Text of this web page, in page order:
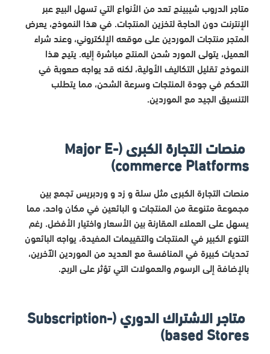
متاجر الدروب شيبينج تعد من الأنواع التي تسهل البيع عبر
الإنترنت دون الحاجة لتخزين المنتجات. في هذا النموذج، يعرض
المتجر منتجات الموردين على موقعه الإلكتروني، وعند شراء
العميل، يتولى المورد شحن المنتج مباشرة إليه. يتيح هذا
النموذج تقليل التكاليف الأولية، لكنه قد يواجه صعوبة في
التحكم في جودة المنتجات وسرعة الشحن، مما يتطلب
التنسيق الجيد مع الموردين.
منصات التجارة الكبرى (Major E-
commerce Platforms)
منصات التجارة الكبرى مثل سلة و زد و وردبريس تجمع بين
مجموعة متنوعة من المنتجات و البائعين في مكان واحد، مما
يسهل على العملاء المقارنة بين الأسعار واختيار الأفضل. رغم
التنوع الكبير في المنتجات والتقييمات المفيدة، يواجه البائعون
تحديات كبيرة في المنافسة مع العديد من الموردين الآخرين،
بالإضافة إلى الرسوم والعمولات التي تؤثر على الربح.
متاجر الاشتراك الدوري (Subscription-
based Stores)